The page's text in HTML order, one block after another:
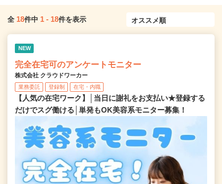
全 18件中 1 - 18件を表示
NEW
完全在宅可のアンケートモニター
株式会社 クラウドワーカー
業務委託 登録制 在宅・内職
【人気の在宅ワーク】│当日に謝礼をお支払い★登録する
だけでスグ働ける│単発もOK美容系モニター募集！